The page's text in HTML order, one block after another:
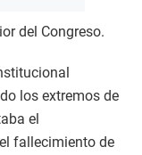
del Congreso.
los extremos de
el
fallecimiento de